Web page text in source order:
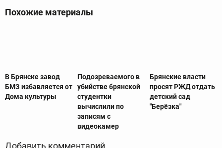
Похожие материалы
В Брянске завод
БМЗ избавляется от
Дома культуры
Подозреваемого в
убийстве брянской
студентки
вычислили по
записям с
видеокамер
Брянские власти
просят РЖД отдать
детский сад
"Берёзка"